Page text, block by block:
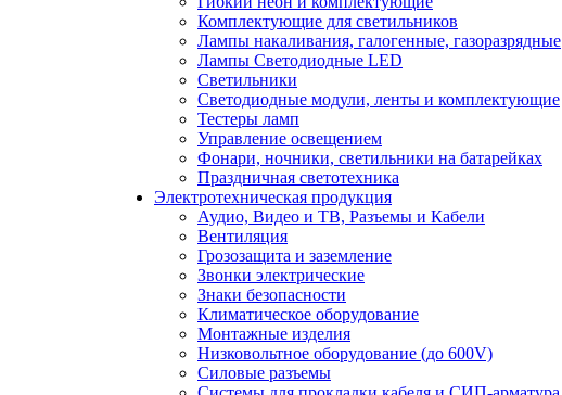
Комплектующие для светильников
Лампы накаливания, галогенные, газоразрядные
Лампы Светодиодные LED
Светильники
Светодиодные модули, ленты и комплектующие
Тестеры ламп
Управление освещением
Фонари, ночники, светильники на батарейках
Праздничная светотехника
Электротехническая продукция
Аудио, Видео и ТВ, Разъемы и Кабели
Вентиляция
Грозозащита и заземление
Звонки электрические
Знаки безопасности
Климатическое оборудование
Монтажные изделия
Низковольтное оборудование (до 600V)
Силовые разъемы